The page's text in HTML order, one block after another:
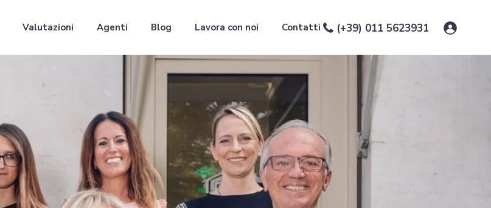
(+39) 011 5623931
Valutazioni Agenti Blog Lavora con noi Contatti